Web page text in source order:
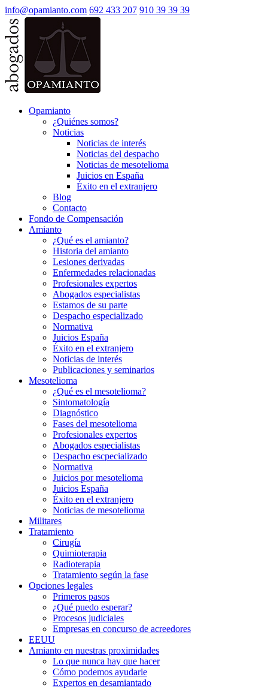
info@opamianto.com 692 433 207 910 39 39 39
Opamianto
¿Quiénes somos?
Noticias
Noticias de interés
Noticias del despacho
Noticias de mesotelioma
Juicios en España
Éxito en el extranjero
Blog
Contacto
Fondo de Compensación
Amianto
¿Qué es el amianto?
Historia del amianto
Lesiones derivadas
Enfermedades relacionadas
Profesionales expertos
Abogados especialistas
Estamos de su parte
Despacho especializado
Normativa
Juicios España
Éxito en el extranjero
Noticias de interés
Publicaciones y seminarios
Mesotelioma
¿Qué es el mesotelioma?
Sintomatología
Diagnóstico
Fases del mesotelioma
Profesionales expertos
Abogados especialistas
Despacho escpecializado
Normativa
Juicios por mesotelioma
Juicios España
Éxito en el extranjero
Noticias de mesotelioma
Militares
Tratamiento
Cirugía
Quimioterapia
Radioterapia
Tratamiento según la fase
Opciones legales
Primeros pasos
¿Qué puedo esperar?
Procesos judiciales
Empresas en concurso de acreedores
EEUU
Amianto en nuestras proximidades
Lo que nunca hay que hacer
Cómo podemos ayudarle
Expertos en desamiantado